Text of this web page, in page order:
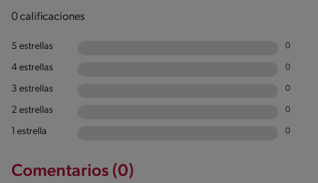
0 calificaciones
5 estrellas 0
4 estrellas 0
3 estrellas 0
2 estrellas 0
1 estrella 0
Comentarios (0)